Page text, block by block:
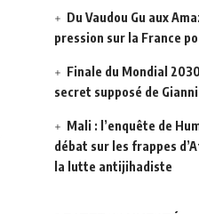
Du Vaudou Gu aux
pression sur la France
Finale du Mondial
secret supposé de
Mali : l’enquête de
débat sur les frappes
la lutte antijihadiste